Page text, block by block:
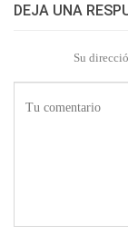
DEJA UNA
Su